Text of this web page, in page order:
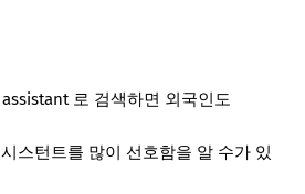
로 검색하면 외국인도
스턴트를 많이 선호함을 알 수가 있